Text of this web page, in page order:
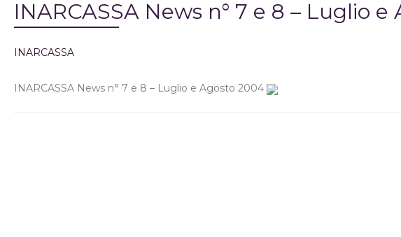
INARCASSA News n° 7 e 8 – Luglio
INARCASSA
INARCASSA News n° 7 e 8 – Luglio e Agosto 2004